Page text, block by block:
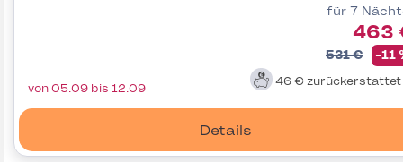
für 7
463
531 € -11
46 € zurückerstattet
Details
von 05.09 bis 12.09